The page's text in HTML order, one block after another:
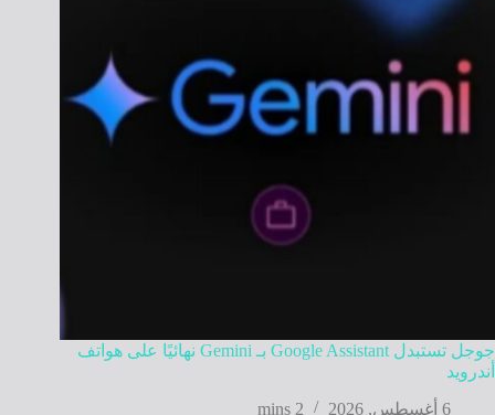
جوجل تستبدل Google Assistant بـ Gemini نهائيًا على هواتف
أندرويد
6 أغسطس, 2026
2 mins